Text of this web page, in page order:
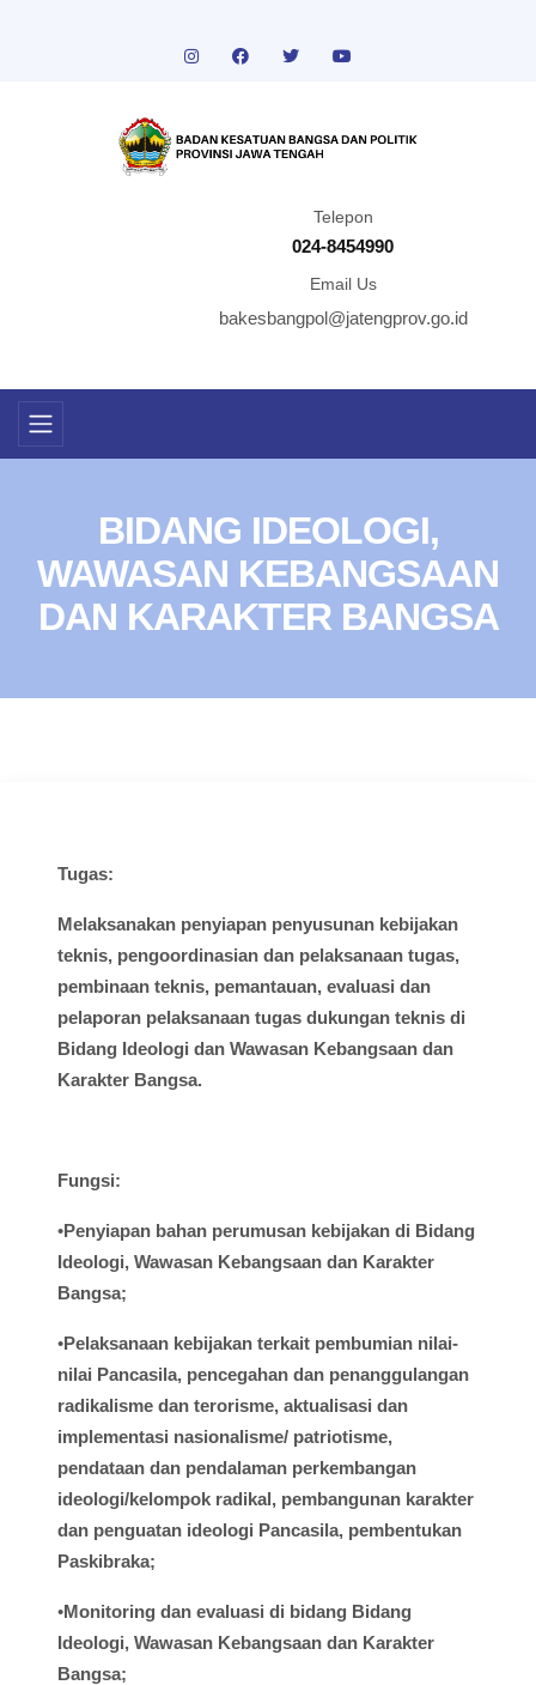
Telepon
024-8454990
Email Us
bakesbangpol@jatengprov.go.id
BIDANG IDEOLOGI,
WAWASAN KEBANGSAAN
DAN KARAKTER BANGSA
Tugas:
Melaksanakan penyiapan penyusunan kebijakan
teknis, pengoordinasian dan pelaksanaan tugas,
pembinaan teknis, pemantauan, evaluasi dan
pelaporan pelaksanaan tugas dukungan teknis di
Bidang Ideologi dan Wawasan Kebangsaan dan
Karakter Bangsa.
Fungsi:
•Penyiapan bahan perumusan kebijakan di Bidang
Ideologi, Wawasan Kebangsaan dan Karakter
Bangsa;
•Pelaksanaan kebijakan terkait pembumian nilai-
nilai Pancasila, pencegahan dan penanggulangan
radikalisme dan terorisme, aktualisasi dan
implementasi nasionalisme/ patriotisme,
pendataan dan pendalaman perkembangan
ideologi/kelompok radikal, pembangunan karakter
dan penguatan ideologi Pancasila, pembentukan
Paskibraka;
•Monitoring dan evaluasi di bidang Bidang
Ideologi, Wawasan Kebangsaan dan Karakter
Bangsa;